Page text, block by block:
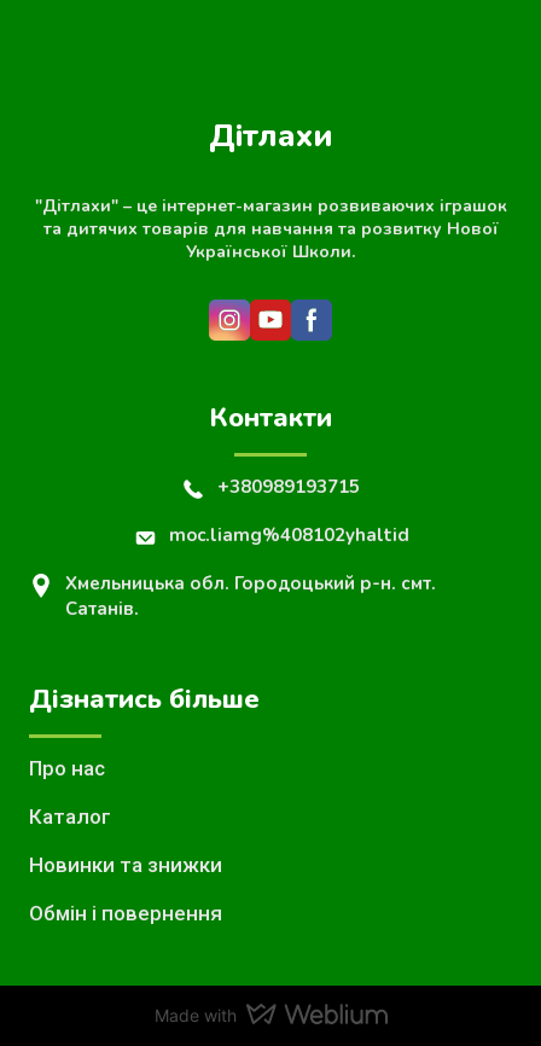
Дітлахи
"Дітлахи" – це інтернет-магазин розвиваючих іграшок
та дитячих товарів для навчання та розвитку Нової
Української Школи.
Контакти
+380989193715
moc.liamg%408102yhaltid
Хмельницька обл. Городоцький р-н. смт.
Сатанів.
Дізнатись більше
Про нас
Каталог
Новинки та знижки
Обмін і повернення
Made with